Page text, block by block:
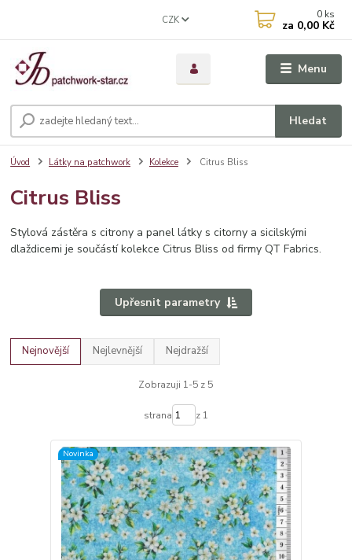
Menu
CZK
Hledat
0 ks
za 0,00 Kč
Úvod Látky na patchwork Kolekce Citrus Bliss
Citrus Bliss
Stylová zástěra s citrony a panel látky s citorny a sicilskými
dlaždicemi je součástí kolekce Citrus Bliss od firmy QT Fabrics.
Upřesnit parametry
Nejnovější Nejlevnější Nejdražší
Zobrazuji 1-5 z 5
strana z 1
Novinka